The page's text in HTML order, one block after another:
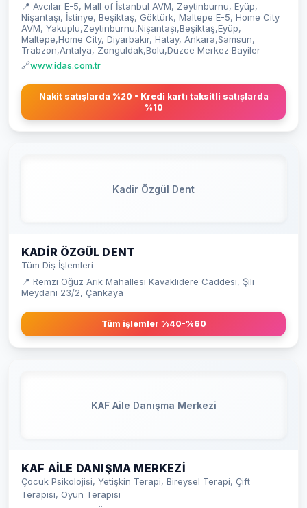
📍 Avcılar E-5, Mall of İstanbul AVM, Zeytinburnu, Eyüp,
Nişantaşı, İstinye, Beşiktaş, Göktürk, Maltepe E-5, Home City
AVM, Yakuplu,Zeytinburnu,Nişantaşı,Beşiktaş,Eyüp,
Maltepe,Home City, Diyarbakır, Hatay, Ankara,Samsun,
Trabzon,Antalya, Zonguldak,Bolu,Düzce Merkez Bayiler
🔗www.idas.com.tr
Nakit satışlarda %20 • Kredi kartı taksitli satışlarda
%10
Kadir Özgül Dent
KADIR ÖZGÜL DENT
Tüm Diş İşlemleri
📍 Remzi Oğuz Arık Mahallesi Kavaklıdere Caddesi, Şili
Meydanı 23/2, Çankaya
Tüm işlemler %40-%60
KAF Aile Danışma Merkezi
KAF AILE DANIŞMA MERKEZI
Çocuk Psikolojisi, Yetişkin Terapi, Bireysel Terapi, Çift
Terapisi, Oyun Terapisi